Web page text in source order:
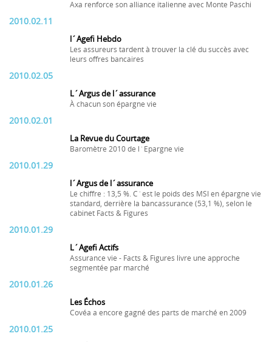
Axa renforce son alliance italienne avec Monte Paschi
2010.02.11
l´Agefi Hebdo
Les assureurs tardent à trouver la clé du succès avec
leurs offres bancaires
2010.02.05
L´Argus de l´assurance
À chacun son épargne vie
2010.02.01
La Revue du Courtage
Baromètre 2010 de l´Epargne vie
2010.01.29
l´Argus de l´assurance
Le chiffre : 13,5 %. C´est le poids des MSI en épargne vie
standard, derrière la bancassurance (53,1 %), selon le
cabinet Facts & Figures
2010.01.29
L´Agefi Actifs
Assurance vie - Facts & Figures livre une approche
segmentée par marché
2010.01.26
Les Échos
Covéa a encore gagné des parts de marché en 2009
2010.01.25